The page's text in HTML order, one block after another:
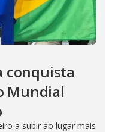
conquista
Mundial
a subir ao lugar mais